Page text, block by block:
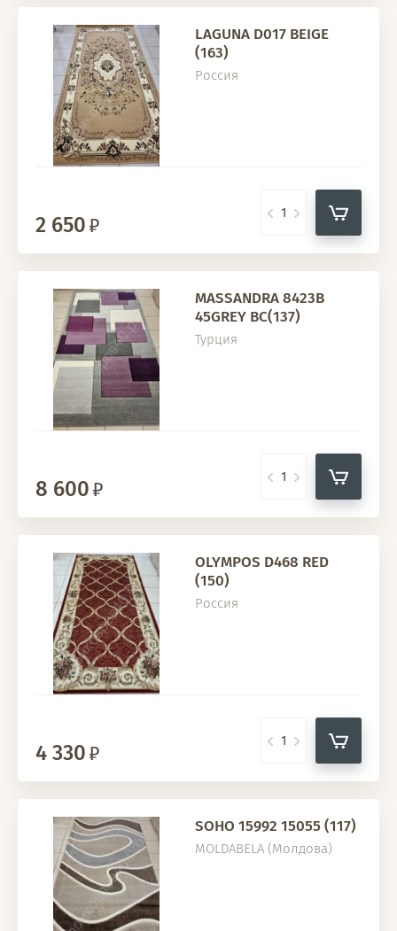
LAGUNA D017 BEIGE
(163)
Россия
2 650
MASSANDRA 8423B
45GREY BC(137)
Турция
8 600
OLYMPOS D468 RED
(150)
Россия
4 330
SOHO 15992 15055 (117)
MOLDABELA (Молдова)